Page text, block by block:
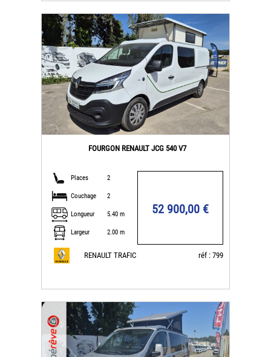
FOURGON RENAULT JCG 540 V7
Places 2
Couchage 2
Longueur 5.40 m
Largeur 2.00 m
52 900,00 €
RENAULT TRAFIC réf : 799